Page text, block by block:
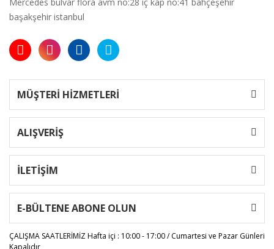
başakşehir istanbul
MÜŞTERİ HİZMETLERİ
ALIŞVERİŞ
İLETİŞİM
E-BÜLTENE ABONE OLUN
ÇALIŞMA SAATLERİMİZHafta içi : 10:00 - 17:00 / Cumartesi ve Pazar Günleri
Kapalıdır